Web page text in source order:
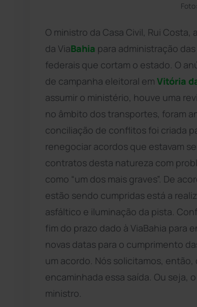
O ministro da Casa Civil, Rui
da ViaBahia para administração
federais que cortam o estado. O
de campanha eleitoral em Vitória
assumir o ministério, houve uma
no âmbito dos transportes, foram
conciliação de conflitos foi criada
renegociar acordos que estavam
contratos desta natureza com
como “um dos mais graves”. De
estão sendo cumpridas está a
asfáltico e iluminação da pista.
fim do prazo dado à ViaBahia para
novas datas para o cumprimento
um acordo. Nós solicitamos,
encaminhada essa saída. Ou seja,
ministro.